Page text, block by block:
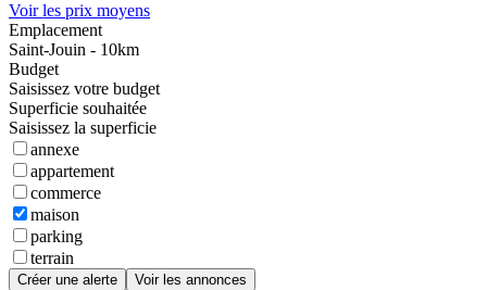
Voir les prix moyens
Emplacement
Saint-Jouin - 10km
Budget
Saisissez votre budget
Superficie souhaitée
Saisissez la superficie
annexe
appartement
commerce
maison
parking
terrain
Créer une alerte Voir les annonces